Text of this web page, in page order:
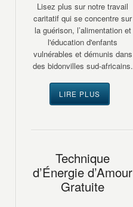
Lisez plus sur notre travail
caritatif qui se concentre sur
la guérison, l’alimentation et
l'éducation d'enfants
vulnérables et démunis dans
des bidonvilles sud-africains.
LIRE PLUS
Technique
d’Énergie d’Amour
Gratuite